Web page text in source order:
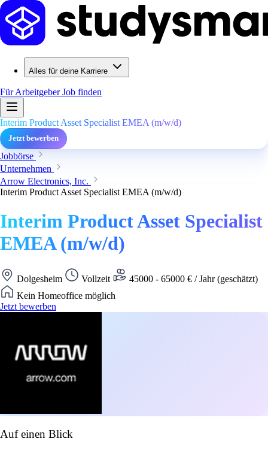
Alles für deine Karriere
Für ArbeitgeberJob finden
Interim Product Asset Specialist EMEA (m/w/d)
Jetzt bewerben
Jobbörse
Unternehmen
Arrow Electronics, Inc.
Interim Product Asset Specialist EMEA (m/w/d)
Interim Product Asset Specialist
EMEA (m/w/d)
Dolgesheim Vollzeit
45000 - 65000 € / Jahr (geschätzt)
Kein Homeoffice möglich
Jetzt bewerben
Auf einen Blick